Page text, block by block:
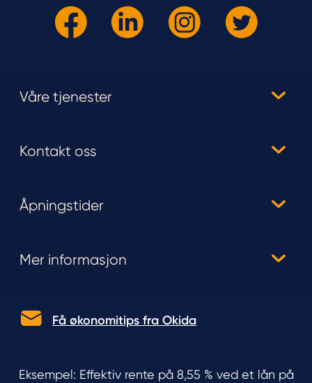
Våre tjenester
Kontakt oss
Åpningstider
Mer informasjon
Få økonomitips fra Okida
Eksempel: Effektiv rente på 8,55 % ved et lån på